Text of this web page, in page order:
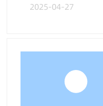
2025-04-27